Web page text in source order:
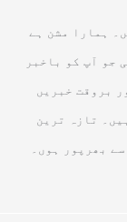
ہمارا مشن ہے
جو آپ کو باخبر
بروقت خبریں
تازہ ترین
بھرپور ہوں۔